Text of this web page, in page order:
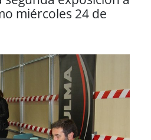
miércoles 24 de